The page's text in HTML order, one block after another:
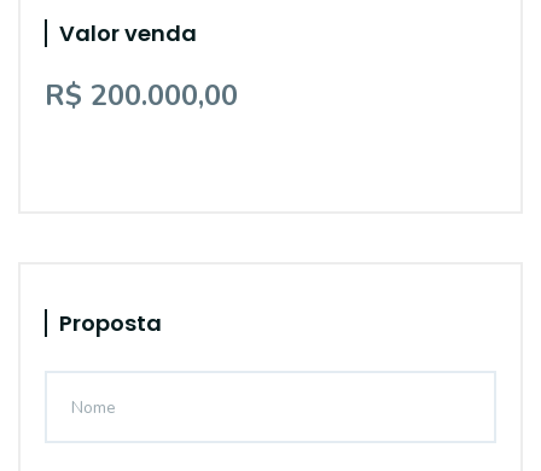
Valor venda
R$ 200.000,00
Proposta